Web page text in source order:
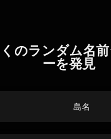
のランダム名
ーを発見
島名